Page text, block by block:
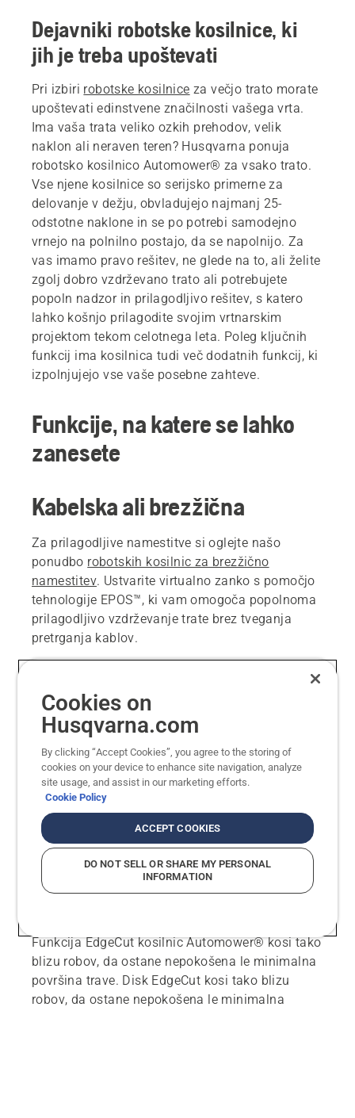
Dejavniki robotske kosilnice, ki
jih je treba upoštevati
Pri izbiri robotske kosilnice za večjo trato morate
upoštevati edinstvene značilnosti vašega vrta.
Ima vaša trata veliko ozkih prehodov, velik
naklon ali neraven teren? Husqvarna ponuja
robotsko kosilnico Automower® za vsako trato.
Vse njene kosilnice so serijsko primerne za
delovanje v dežju, obvladujejo najmanj 25-
odstotne naklone in se po potrebi samodejno
vrnejo na polnilno postajo, da se napolnijo. Za
vas imamo pravo rešitev, ne glede na to, ali želite
zgolj dobro vzdrževano trato ali potrebujete
popoln nadzor in prilagodljivo rešitev, s katero
lahko košnjo prilagodite svojim vrtnarskim
projektom tekom celotnega leta. Poleg ključnih
funkcij ima kosilnica tudi več dodatnih funkcij, ki
izpolnjujejo vse vaše posebne zahteve.
Funkcije, na katere se lahko
zanesete
Kabelska ali brezžična
Za prilagodljive namestitve si oglejte našo
ponudbo robotskih kosilnic za brezžično
namestitev. Ustvarite virtualno zanko s pomočjo
tehnologije EPOS™, ki vam omogoča popolnoma
prilagodljivo vzdrževanje trate brez tveganja
pretrganja kablov.
Štirikolesni pogon za velike
naklone
Če imate trato z velikim naklonom, poiščite
robotsko kosilnico s pogonom na vsa štiri kolesa.
Husqvarna Automower® 435X AWD je primerna
za najzahtevnejše strmine, saj lahko premaga
tudi 70% naklone (35°).
Prihranite čas s funkcijo
Funkcija EdgeCut kosilnic Automower® kosi tako
blizu robov, da ostane nepokošena le minimalna
površina trave. Disk EdgeCut kosi tako blizu
robov, da ostane nepokošena le minimalna
Cookies on
Husqvarna.com
By clicking “Accept Cookies”, you agree to the storing of
cookies on your device to enhance site navigation, analyze
site usage, and assist in our marketing efforts.
Cookie Policy
ACCEPT COOKIES
DO NOT SELL OR SHARE MY PERSONAL
INFORMATION